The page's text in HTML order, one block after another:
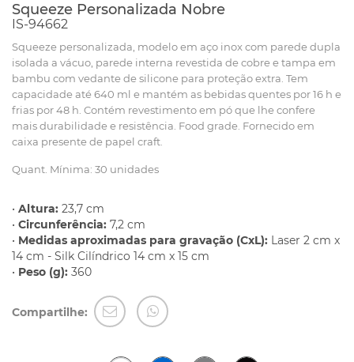
Squeeze Personalizada Nobre
IS-94662
Squeeze personalizada, modelo em aço inox com parede dupla
isolada a vácuo, parede interna revestida de cobre e tampa em
bambu com vedante de silicone para proteção extra. Tem
capacidade até 640 ml e mantém as bebidas quentes por 16 h e
frias por 48 h. Contém revestimento em pó que lhe confere
mais durabilidade e resistência. Food grade. Fornecido em
caixa presente de papel craft.
Quant. Mínima: 30 unidades
• Altura: 23,7 cm
• Circunferência: 7,2 cm
• Medidas aproximadas para gravação (CxL): Laser 2 cm x
14 cm - Silk Cilíndrico 14 cm x 15 cm
• Peso (g): 360
Compartilhe: